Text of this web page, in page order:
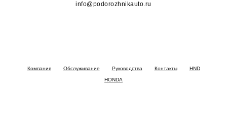
info@podorozhnikauto.ru
Компания Обслуживание Руководства Контакты
HND
HONDA